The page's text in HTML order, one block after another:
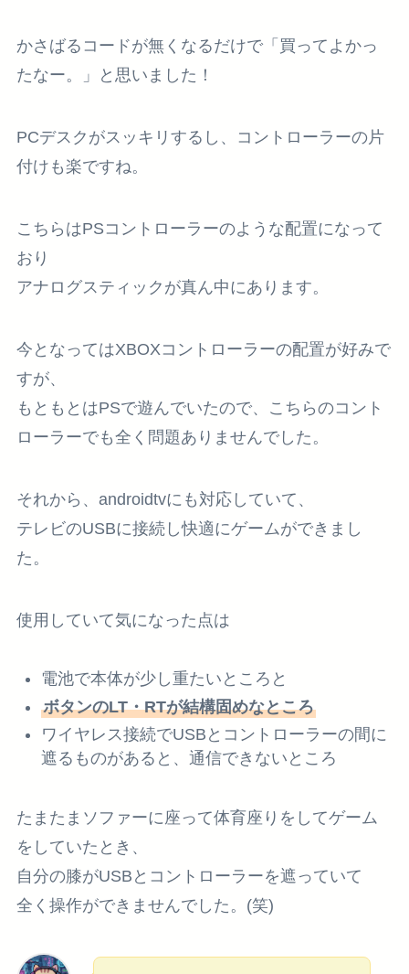
かさばるコードが無くなるだけで「買ってよかっ
たなー。」と思いました！
PCデスクがスッキリするし、コントローラーの片
付けも楽ですね。
こちらはPSコントローラーのような配置になって
おり
アナログスティックが真ん中にあります。
今となってはXBOXコントローラーの配置が好みで
すが、
もともとはPSで遊んでいたので、こちらのコント
ローラーでも全く問題ありませんでした。
それから、androidtvにも対応していて、
テレビのUSBに接続し快適にゲームができまし
た。
使用していて気になった点は
電池で本体が少し重たいところと
ボタンのLT・RTが結構固めなところ
ワイヤレス接続でUSBとコントローラーの間に
遮るものがあると、通信できないところ
たまたまソファーに座って体育座りをしてゲーム
をしていたとき、
自分の膝がUSBとコントローラーを遮っていて
全く操作ができませんでした。(笑)